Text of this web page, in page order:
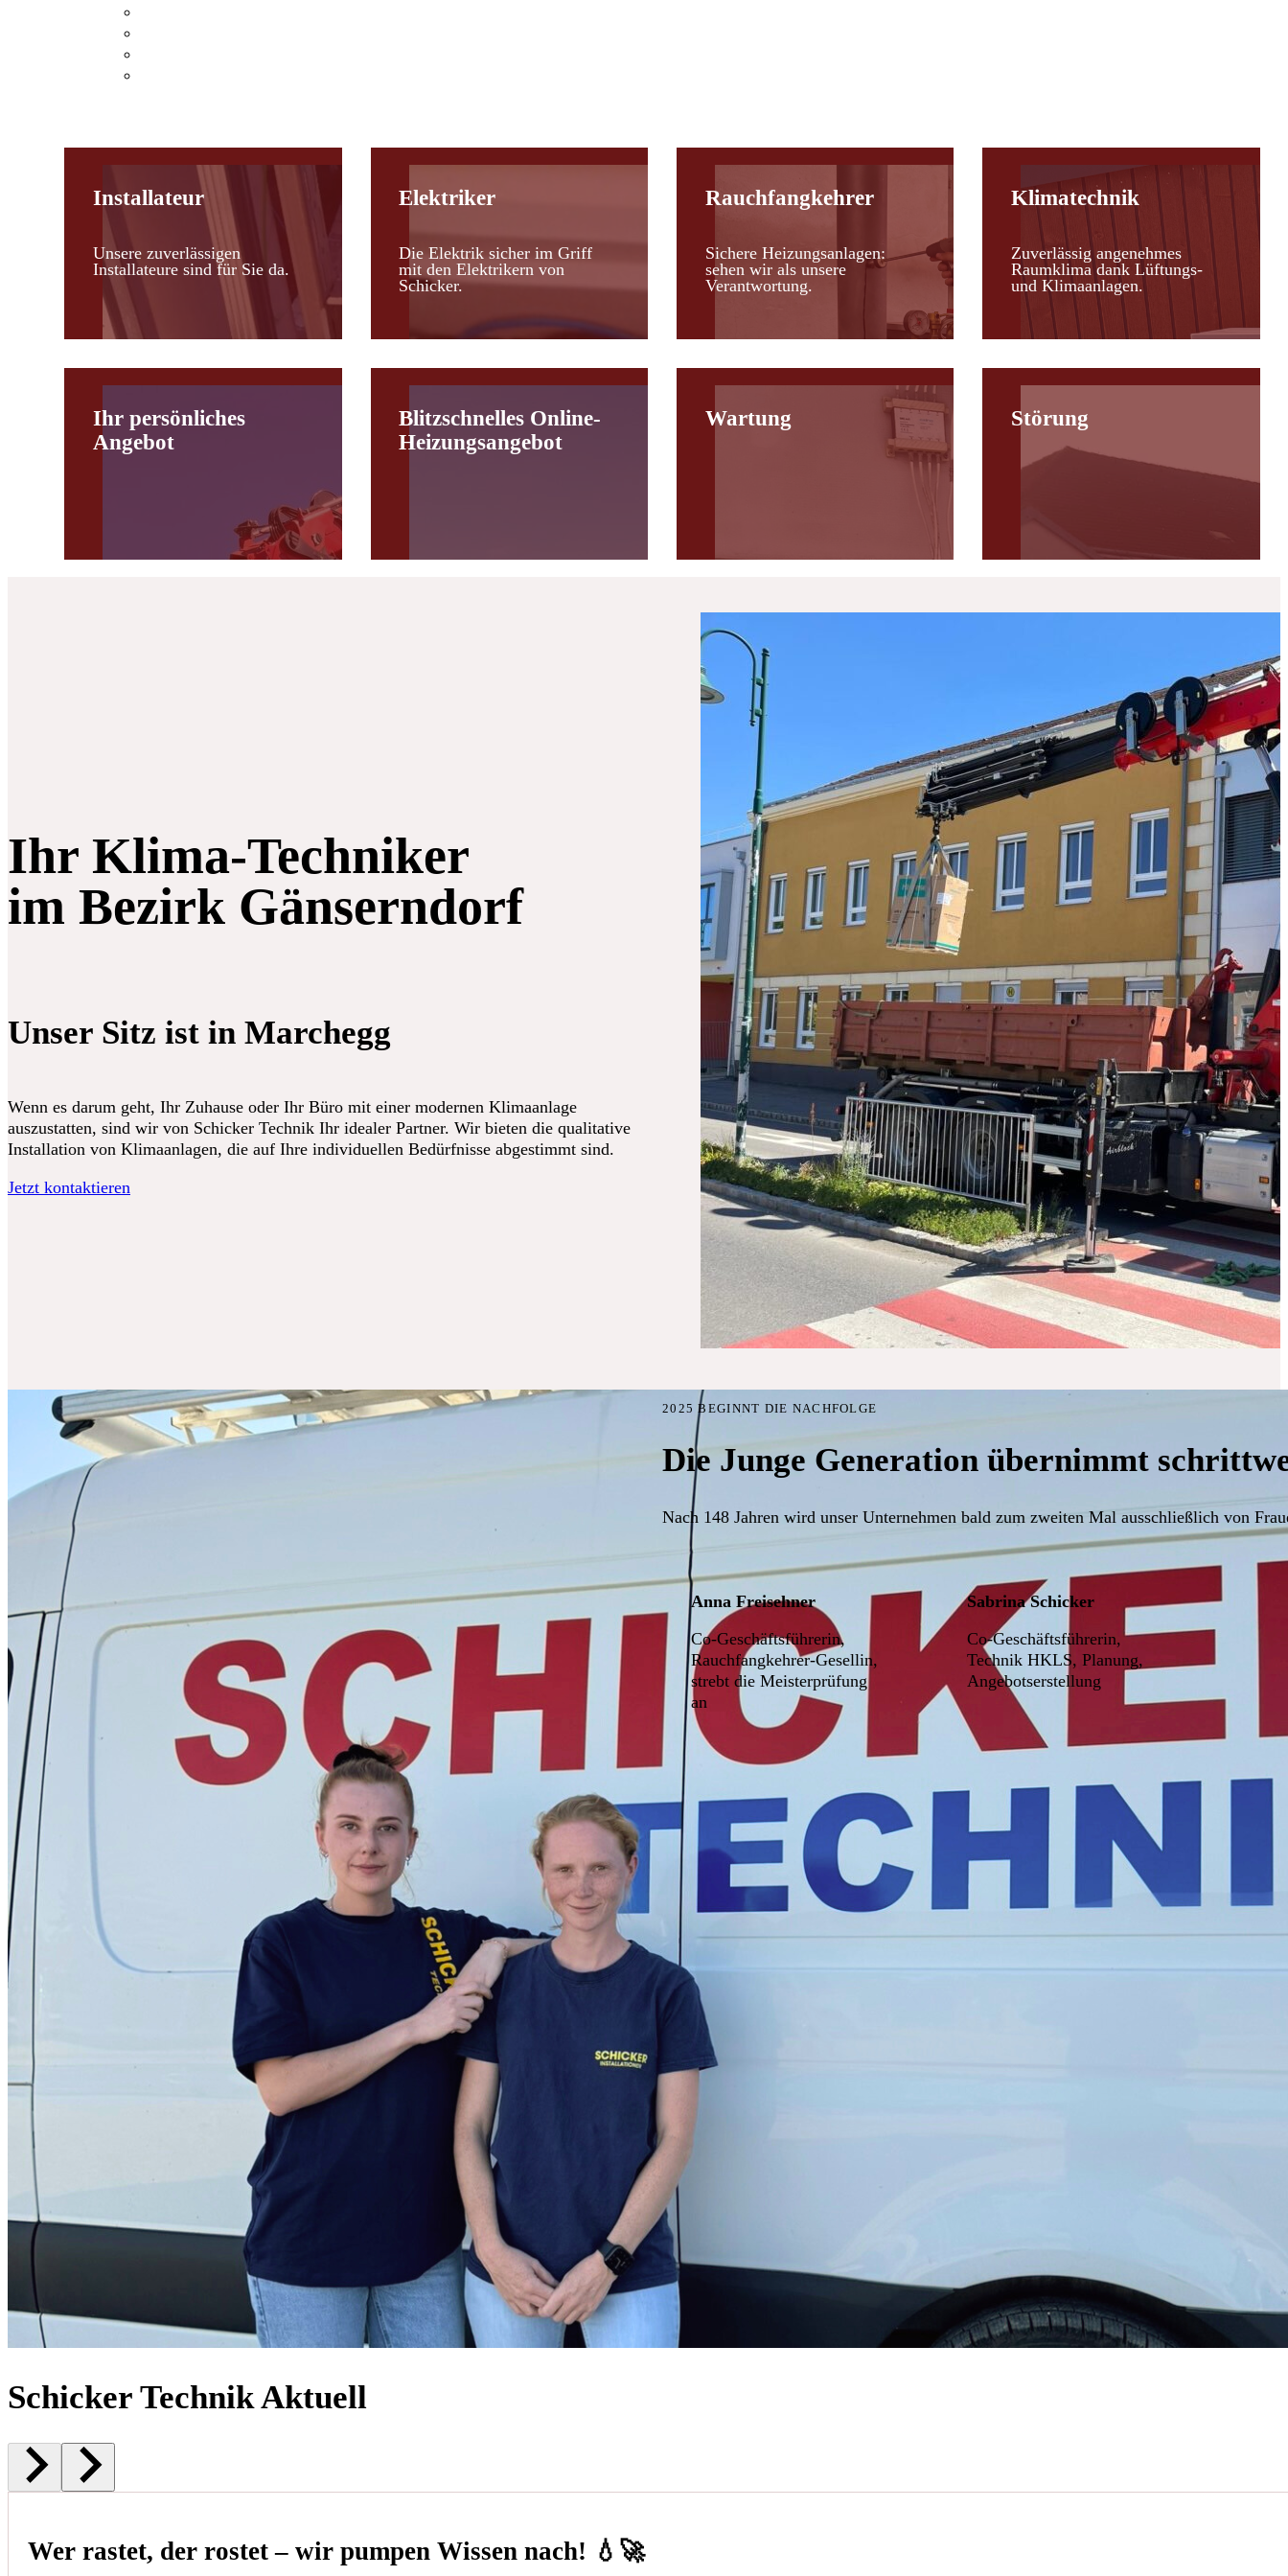
Installateur
Unsere zuverlässigen
Installateure sind für Sie da.
Elektriker
Die Elektrik sicher im Griff
mit den Elektrikern von
Schicker.
Rauchfangkehrer
Sichere Heizungsanlagen:
sehen wir als unsere
Verantwortung.
Klimatechnik
Zuverlässig angenehmes
Raumklima dank Lüftungs-
und Klimaanlagen.
Ihr persönliches
Angebot
Blitzschnelles Online-
Heizungsangebot
Wartung Störung
Ihr Klima-Techniker
im Bezirk Gänserndorf
Unser Sitz ist in Marchegg
Wenn es darum geht, Ihr Zuhause oder Ihr Büro mit einer modernen Klimaanlage
auszustatten, sind wir von Schicker Technik Ihr idealer Partner. Wir bieten die qualitative
Installation von Klimaanlagen, die auf Ihre individuellen Bedürfnisse abgestimmt sind.
Jetzt kontaktieren
2025 BEGINNT DIE NACHFOLGE
Die Junge Generation übernimmt
Nach 148 Jahren wird unser Unternehmen bald zum zweiten Mal ausschließlich von
Anna Freisehner
Co-Geschäftsführerin,
Rauchfangkehrer-Gesellin,
strebt die Meisterprüfung
an
Sabrina Schicker
Co-Geschäftsführerin,
Technik HKLS, Planung,
Angebotserstellung
Schicker Technik Aktuell
Wer rastet, der rostet – wir pumpen Wissen nach! 💧🚀